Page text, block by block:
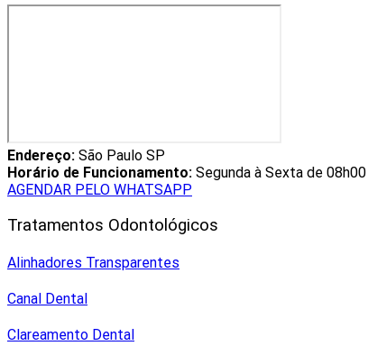
Endereço: São Paulo SP
Horário de Funcionamento: Segunda à Sexta de
AGENDAR PELO WHATSAPP
Tratamentos Odontológicos
Alinhadores Transparentes
Canal Dental
Clareamento Dental